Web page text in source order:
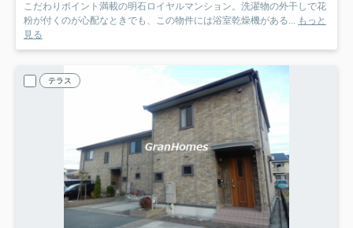
こだわりポイント満載の明石ロイヤルマンション。洗濯物の外干しで花
粉が付くのが心配なときでも、この物件には浴室乾燥機がある... もっと
見る
テラス